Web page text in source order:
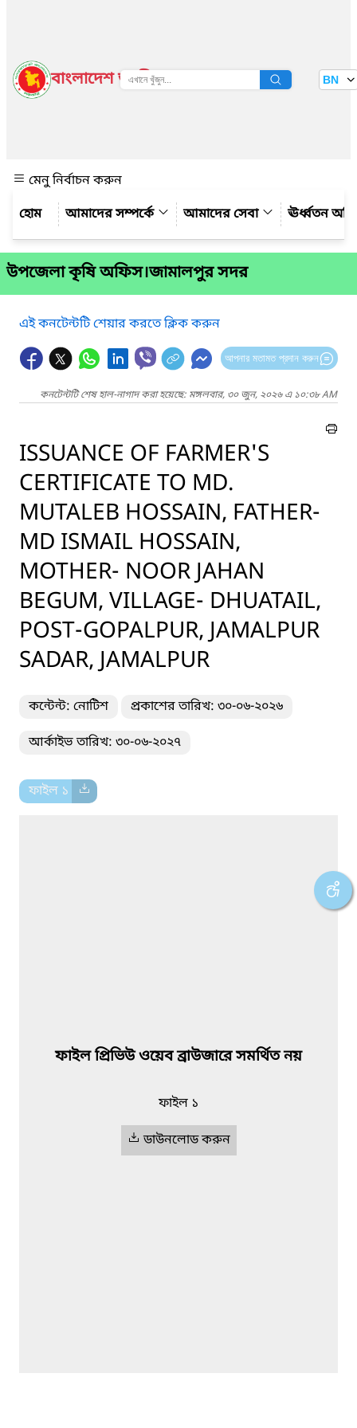
বাংলাদেশ জাতীয় তথ্য বাতায়ন BN
মেনু নির্বাচন করুন
আমাদের সম্পর্কে
আমাদের সেবা ঊর্ধ্বতন
উপজেলা কৃষি অফিস।জামালপুর সদর
এই কনটেন্টটি শেয়ার করতে ক্লিক করুন
আপনার মতামত প্রদান করুন
কনটেন্টটি শেষ হাল-নাগাদ করা হয়েছে: মঙ্গলবার, ৩০ জুন, ২০২৬ এ ১০:৩৮ AM
ISSUANCE OF FARMER'S
CERTIFICATE TO MD.
MUTALEB HOSSAIN, FATHER-
MD ISMAIL HOSSAIN,
MOTHER- NOOR JAHAN
BEGUM, VILLAGE- DHUATAIL,
POST-GOPALPUR, JAMALPUR
SADAR, JAMALPUR
কন্টেন্ট: নোটিশ প্রকাশের তারিখ: ৩০-০৬-২০২৬
আর্কাইভ তারিখ: ৩০-০৬-২০২৭
ফাইল ১
ফাইল প্রিভিউ ওয়েব ব্রাউজারে সমর্থিত নয়
ফাইল ১
ডাউনলোড করুন